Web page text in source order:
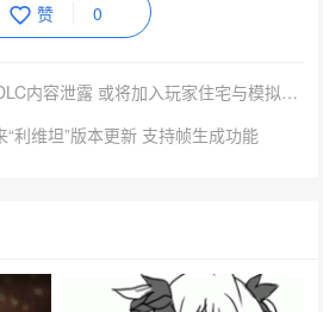
赞 0
上一篇：《天国: 拯救2》DLC内容泄露 或将加入玩家住宅与模拟经营要素
利维坦”版本更新 支持帧生成功能